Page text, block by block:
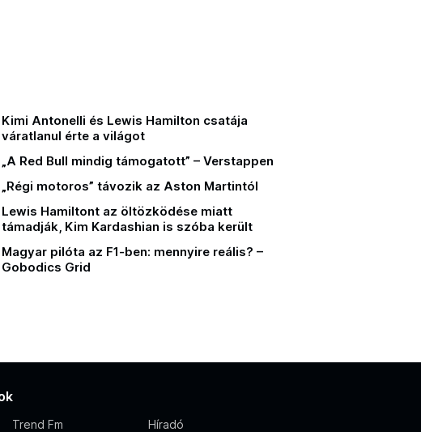
Kimi Antonelli és Lewis Hamilton csatája
váratlanul érte a világot
„A Red Bull mindig támogatott” – Verstappen
„Régi motoros” távozik az Aston Martintól
Lewis Hamiltont az öltözködése miatt
támadják, Kim Kardashian is szóba került
Magyar pilóta az F1-ben: mennyire reális? –
Gobodics Grid
Trend Fm
Híradó